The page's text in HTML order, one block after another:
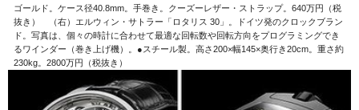
ゴールド。ケース径40.8mm。手巻き。クーズーレザー・ストラップ。640万円（税
抜き） （右）エルウィン・サトラー「ロタリス 30」。ドイツ発のクロックブラン
ド。写真は、個々の時計に合わせて最適な回転数や回転方向をプログラミングでき
るワインダー（巻き上げ機）。●スチール製。高さ200×幅145×奥行き20cm。重さ約
230kg。2800万円（税抜き）